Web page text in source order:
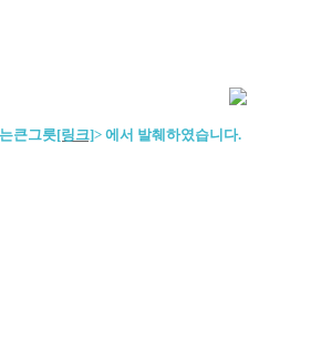
큰그릇[링크]> 에서 발췌하였습니다.